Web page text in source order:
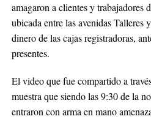
amagaron a clientes y trabajadores
ubicada entre las avenidas Talleres
dinero de las cajas registradoras,
presentes.
El video que fue compartido a
muestra que siendo las 9:30 de la
entraron con arma en mano